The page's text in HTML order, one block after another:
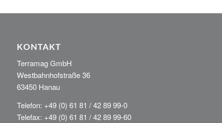
KONTAKT
Terramag GmbH
Westbahnhofstraße 36
63450 Hanau
Telefon: +49 (0) 61 81 / 42 89 99-0
Telefax: +49 (0) 61 81 / 42 89 99-60